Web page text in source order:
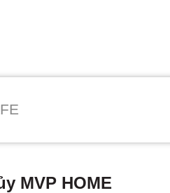
MVP HOME